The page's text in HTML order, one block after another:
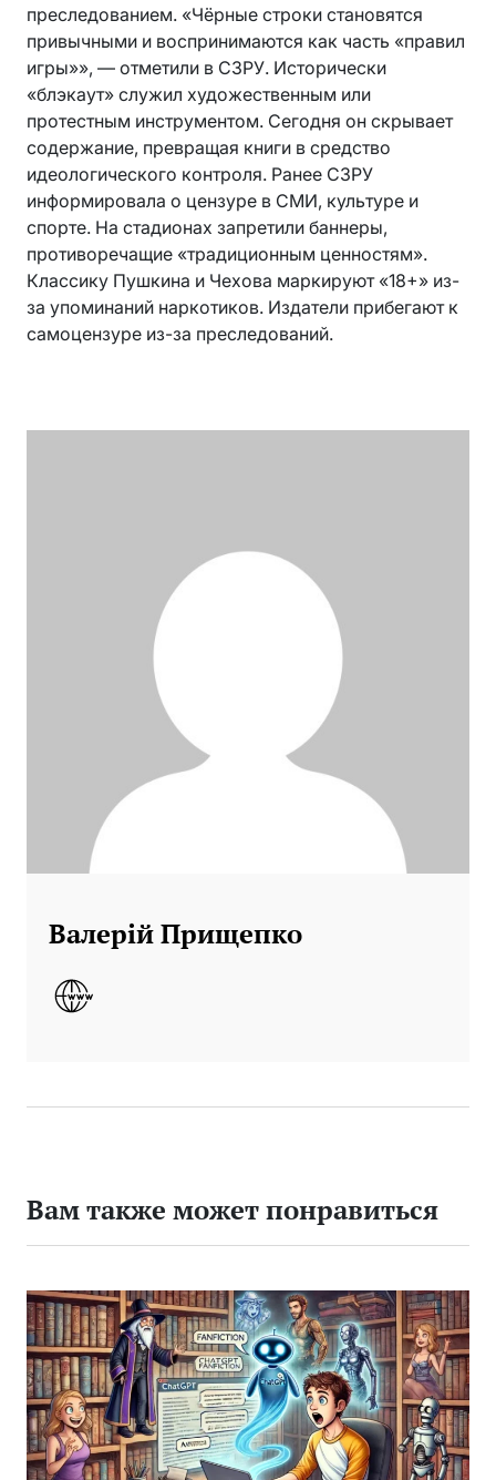
преследованием. «Чёрные строки становятся
привычными и воспринимаются как часть «правил
игры»», — отметили в СЗРУ. Исторически
«блэкаут» служил художественным или
протестным инструментом. Сегодня он скрывает
содержание, превращая книги в средство
идеологического контроля. Ранее СЗРУ
информировала о цензуре в СМИ, культуре и
спорте. На стадионах запретили баннеры,
противоречащие «традиционным ценностям».
Классику Пушкина и Чехова маркируют «18+» из-
за упоминаний наркотиков. Издатели прибегают к
самоцензуре из-за преследований.
Валерій Прищепко
Вам также может понравиться